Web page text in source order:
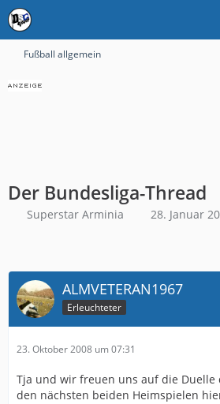
Fußball allgemein
Der Bundesliga-Thread
Superstar Arminia 28. Januar
ALMVETERAN1967
Erleuchteter
23. Oktober 2008 um 07:31
Tja und wir freuen uns auf die Duelle
den nächsten beiden Heimspielen